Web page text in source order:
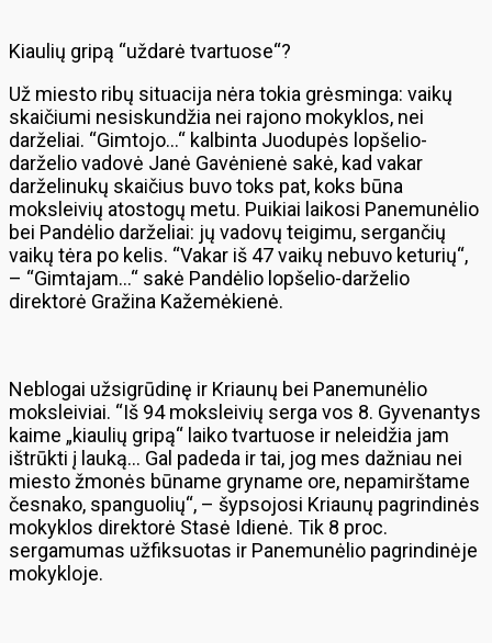
Kiaulių gripą “uždarė tvartuose“?
Už miesto ribų situacija nėra tokia grėsminga: vaikų
skaičiumi nesiskundžia nei rajono mokyklos, nei
darželiai. “Gimtojo…“ kalbinta Juodupės lopšelio-
darželio vadovė Janė Gavėnienė sakė, kad vakar
darželinukų skaičius buvo toks pat, koks būna
moksleivių atostogų metu. Puikiai laikosi Panemunėlio
bei Pandėlio darželiai: jų vadovų teigimu, sergančių
vaikų tėra po kelis. “Vakar iš 47 vaikų nebuvo keturių“,
– “Gimtajam…“ sakė Pandėlio lopšelio-darželio
direktorė Gražina Kažemėkienė.
Neblogai užsigrūdinę ir Kriaunų bei Panemunėlio
moksleiviai. “Iš 94 moksleivių serga vos 8. Gyvenantys
kaime „kiaulių gripą“ laiko tvartuose ir neleidžia jam
ištrūkti į lauką… Gal padeda ir tai, jog mes dažniau nei
miesto žmonės būname gryname ore, nepamirštame
česnako, spanguolių“, – šypsojosi Kriaunų pagrindinės
mokyklos direktorė Stasė Idienė. Tik 8 proc.
sergamumas užfiksuotas ir Panemunėlio pagrindinėje
mokykloje.